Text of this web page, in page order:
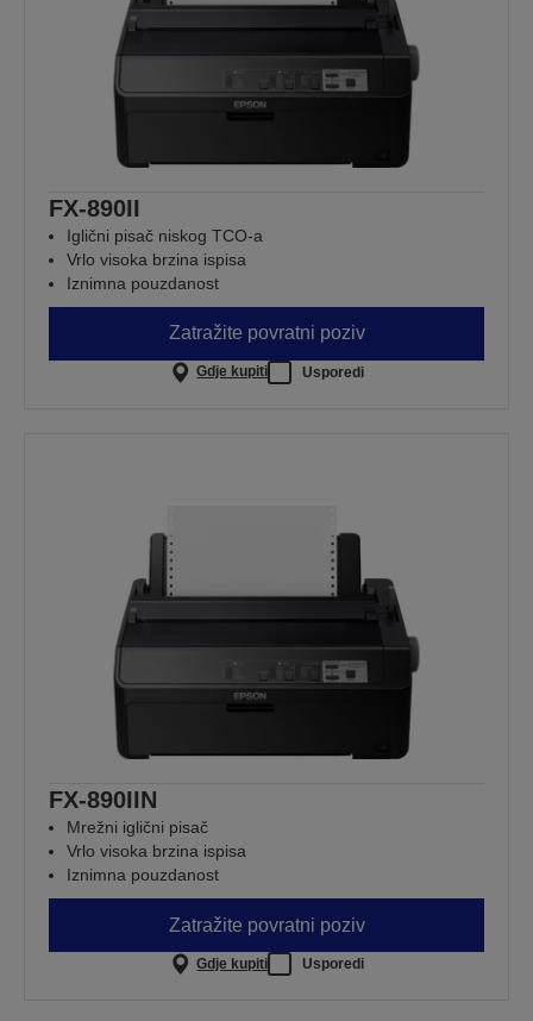
FX-890II
Iglični pisač niskog TCO-a
Vrlo visoka brzina ispisa
Iznimna pouzdanost
Zatražite povratni poziv
Gdje kupiti Usporedi
FX-890IIN
Mrežni iglični pisač
Vrlo visoka brzina ispisa
Iznimna pouzdanost
Zatražite povratni poziv
Gdje kupiti Usporedi